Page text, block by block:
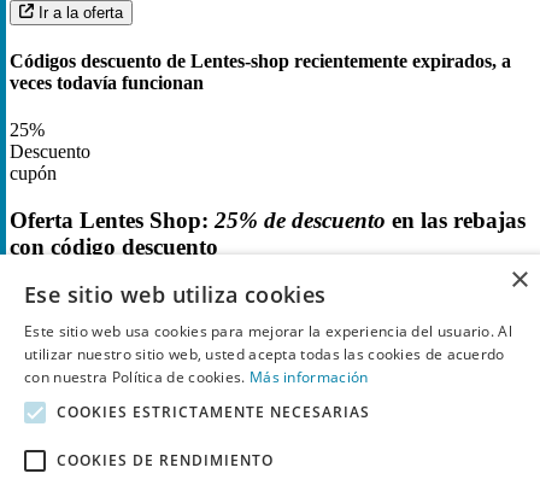
Ir a la oferta
Códigos descuento de Lentes-shop recientemente expirados, a
veces todavía funcionan
25%
Descuento
cupón
Oferta Lentes Shop: 25% de descuento en las rebajas
con código descuento
Utilizado ×
Ese sitio web utiliza cookies
Este sitio web usa cookies para mejorar la experiencia del usuario. Al
utilizar nuestro sitio web, usted acepta todas las cookies de acuerdo
con nuestra Política de cookies. Más información
COOKIES ESTRICTAMENTE NECESARIAS
COOKIES DE RENDIMIENTO